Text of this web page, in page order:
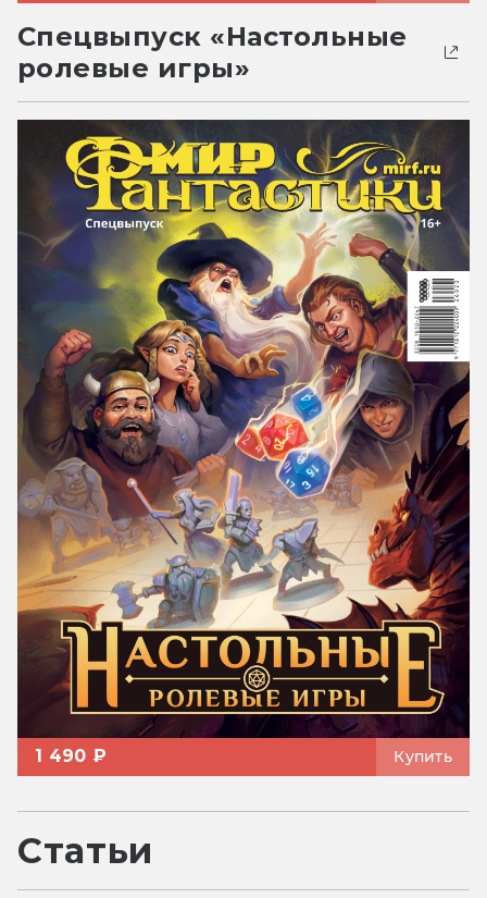
Спецвыпуск «Настольные
ролевые игры»
1 490 ₽ Купить
Статьи